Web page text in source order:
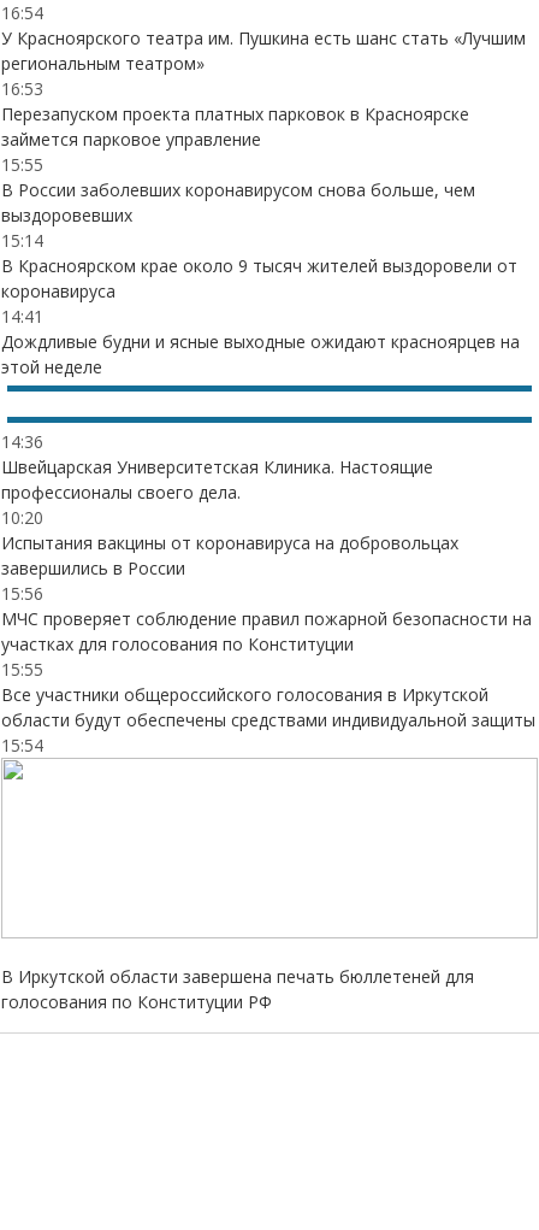
16:54
У Красноярского театра им. Пушкина есть шанс стать «Лучшим
региональным театром»
16:53
Перезапуском проекта платных парковок в Красноярске
займется парковое управление
15:55
В России заболевших коронавирусом снова больше, чем
выздоровевших
15:14
В Красноярском крае около 9 тысяч жителей выздоровели от
коронавируса
14:41
Дождливые будни и ясные выходные ожидают красноярцев на
этой неделе
14:36
Швейцарская Университетская Клиника. Настоящие
профессионалы своего дела.
10:20
Испытания вакцины от коронавируса на добровольцах
завершились в России
15:56
МЧС проверяет соблюдение правил пожарной безопасности на
участках для голосования по Конституции
15:55
Все участники общероссийского голосования в Иркутской
области будут обеспечены средствами индивидуальной защиты
15:54
В Иркутской области завершена печать бюллетеней для
голосования по Конституции РФ